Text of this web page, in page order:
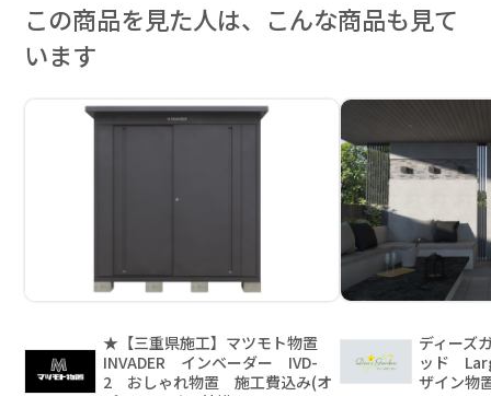
この商品を見た人は、こんな商品も見て
います
★【三重県施工】マツモト物置
INVADER インベーダー IVD-
2 おしゃれ物置 施工費込み(オ
ディーズ
ッド
ザイン物